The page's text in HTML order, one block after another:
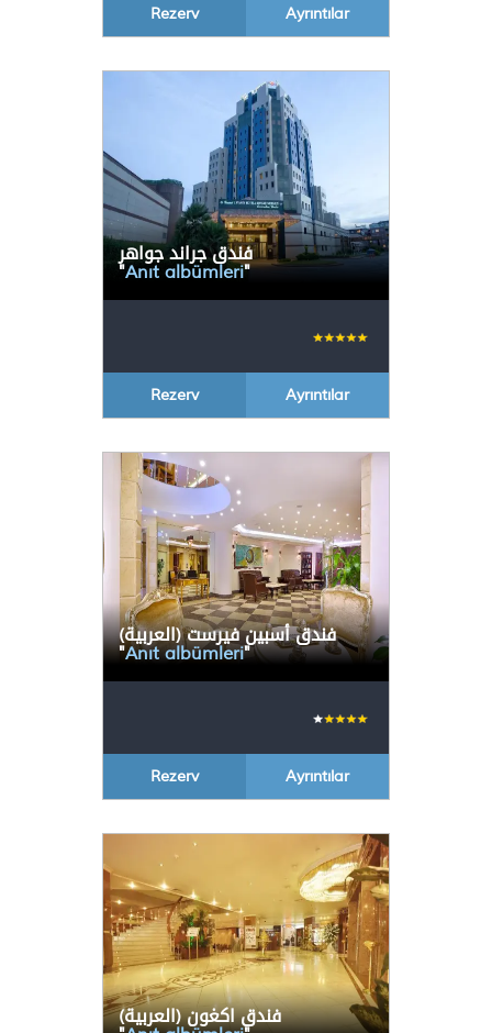
Rezerv Ayrıntılar
فندق جراند جواهر
"Anıt albümleri"
Rezerv Ayrıntılar
(العربية) فندق أسبين فيرست
"Anıt albümleri"
Rezerv Ayrıntılar
(العربية) فندق اكغون